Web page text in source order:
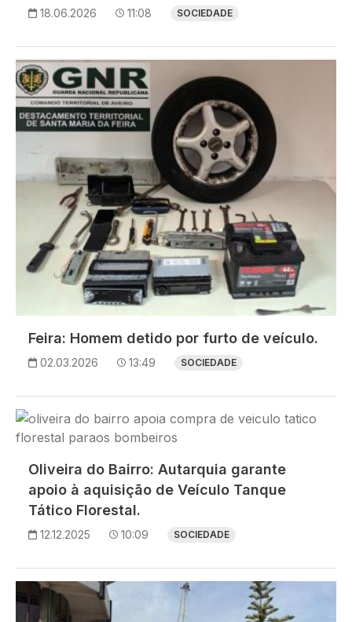
18.06.2026 11:08 SOCIEDADE
Imagem
Feira: Homem detido por furto de veículo.
02.03.2026 13:49 SOCIEDADE
Imagem
Oliveira do Bairro: Autarquia garante
apoio à aquisição de Veículo Tanque
Tático Florestal.
12.12.2025 10:09 SOCIEDADE
Imagem